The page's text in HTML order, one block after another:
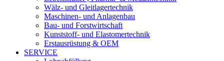
Wälz- und Gleitlagertechnik
Maschinen- und Anlagenbau
Bau- und Forstwirtschaft
Kunststoff- und Elastomertechnik
Erstausrüstung & OEM
SERVICE